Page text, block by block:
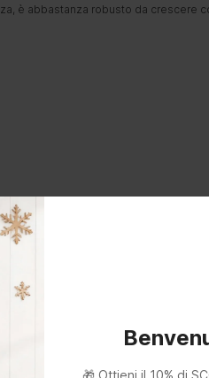
è abbastanza robusto da crescere
🎁 Ottieni il 10% di